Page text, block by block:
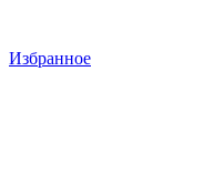
Избранное